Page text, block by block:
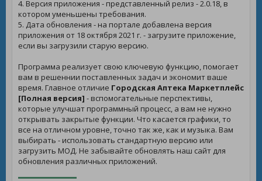
4. Версия приложения - представленный релиз - 2.0.18, в
котором уменьшены требования.
5. Дата обновления - на портале добавлена версия
приложения от 18 октября 2021 г. - загрузите приложение,
если вы загрузили старую версию.
Программа реализует свою ключевую функцию, помогает
вам в решеннии поставленных задач и экономит ваше
время. Главное отличие Городская Аптека Маркетплейс
[Полная версия] - вспомогательные перспективы,
которые улучшат программный процесс, а вам не нужно
открывать закрытые функции. Что касается графики, то
все на отличном уровне, точно так же, как и музыка. Вам
выбирать - использовать стандартную версию или
загрузить МОД. Не забывайте обновлять наш сайт для
обновления различных приложений.